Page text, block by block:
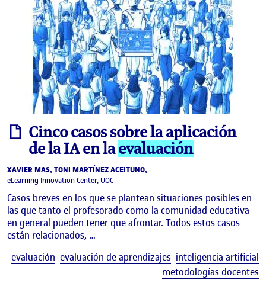
informe
Cinco casos sobre la aplicación
de la IA en laevaluación
XAVIER MAS, TONI MARTÍNEZ ACEITUNO,
eLearning Innovation Center, UOC
Casos breves en los que se plantean situaciones posibles en
las que tanto el profesorado como la comunidad educativa
en general pueden tener que afrontar. Todos estos casos
están relacionados, …
evaluación evaluación de aprendizajes inteligencia artificial
metodologías docentes